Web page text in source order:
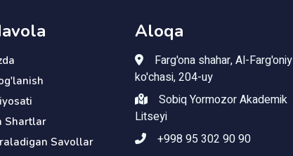
Shartlar
Savollar
Aloqa
Farg'ona shahar, Al-Farg'oniy
ko'chasi, 204-uy
Sobiq Yormozor Akademik
Litseyi
+998 95 302 90 90